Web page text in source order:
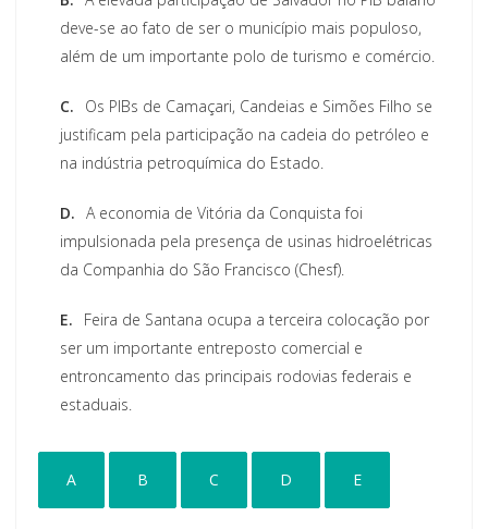
deve-se ao fato de ser o município mais populoso,
além de um importante polo de turismo e comércio.
C.
Os PIBs de Camaçari, Candeias e Simões Filho se
justificam pela participação na cadeia do petróleo e
na indústria petroquímica do Estado.
D. A economia de Vitória da Conquista foi
impulsionada pela presença de usinas hidroelétricas
da Companhia do São Francisco (Chesf).
E.
Feira de Santana ocupa a terceira colocação por
ser um importante entreposto comercial e
entroncamento das principais rodovias federais e
estaduais.
A B C D E